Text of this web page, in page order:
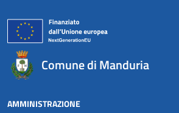
Comune di Manduria
AMMINISTRAZIONE